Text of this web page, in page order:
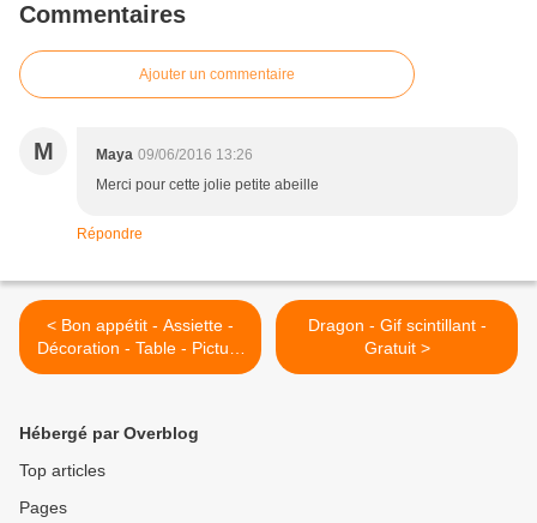
Commentaires
Ajouter un commentaire
M Maya 09/06/2016 13:26
Merci pour cette jolie petite abeille
Répondre
< Bon appétit - Assiette -
Décoration - Table - Picture
- Free
Dragon - Gif scintillant -
Gratuit >
Hébergé par Overblog
Top articles
Pages